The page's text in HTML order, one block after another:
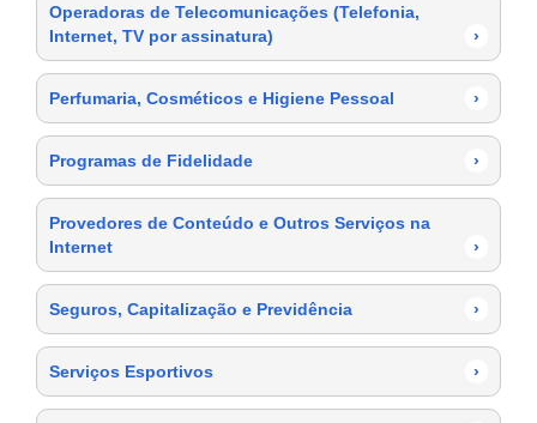
Operadoras de Telecomunicações (Telefonia,
Internet, TV por assinatura)
›
Perfumaria, Cosméticos e Higiene Pessoal ›
Programas de Fidelidade ›
Provedores de Conteúdo e Outros Serviços na
Internet
›
Seguros, Capitalização e Previdência ›
Serviços Esportivos ›